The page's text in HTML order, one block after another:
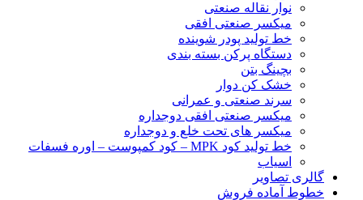
نوار نقاله صنعتی
ميكسر صنعتی افقی
خط تولید پودر شوينده
دستگاه پرکن بسته بندی
بچينگ بتن
خشک کن دوار
سرند صنعتی و عمرانی
میکسر صنعتی افقی دوجداره
میکسر های تحت خلع و دوجداره
خط تولید کود MPK – کود کمپوست – اوره فسفات
اسیاب
گالری تصاویر
خطوط آماده فروش